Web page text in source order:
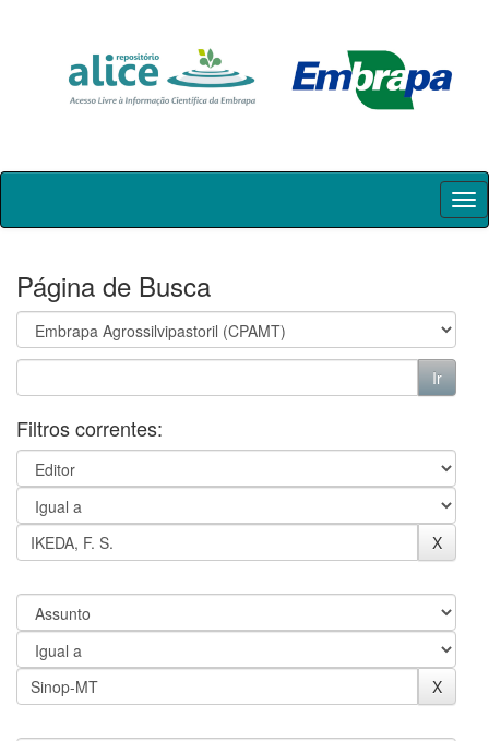
Skip
Página de Busca
Filtros correntes: